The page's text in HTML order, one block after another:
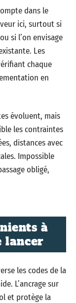
dans le
ici, surtout si
si l’on envisage
Les
chaque
en
évoluent, mais
les contraintes
distances avec
Impossible
obligé,
à
lancer
les codes de la
L’ancrage sur
et protège la